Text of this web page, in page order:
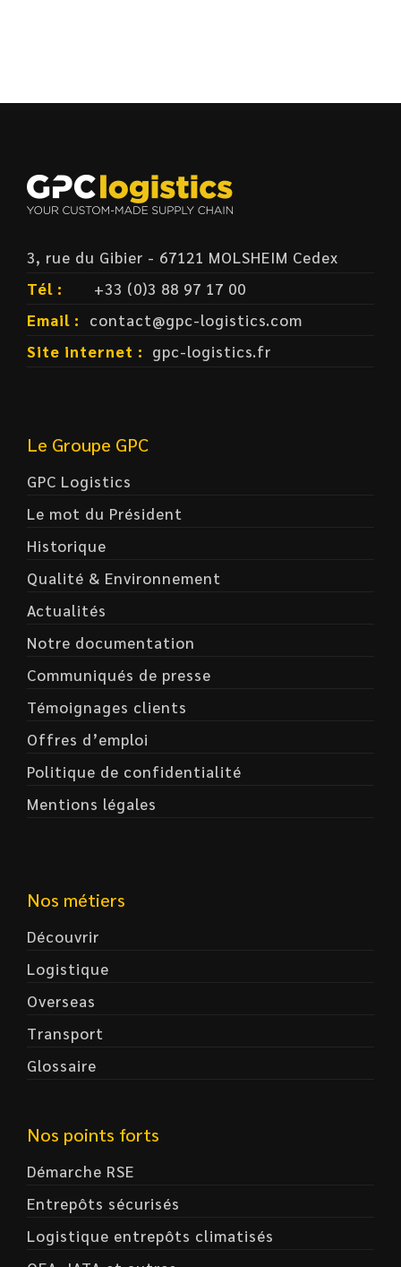
3, rue du Gibier - 67121 MOLSHEIM Cedex
Tél :
+33 (0)3 88 97 17 00
Email :
contact@gpc-logistics.com
Site internet : gpc-logistics.fr
Le Groupe GPC
GPC Logistics
Le mot du Président
Historique
Qualité & Environnement
Actualités
Notre documentation
Communiqués de presse
Témoignages clients
Offres d’emploi
Politique de confidentialité
Mentions légales
Nos métiers
Découvrir
Logistique
Overseas
Transport
Glossaire
Nos points forts
Démarche RSE
Entrepôts sécurisés
Logistique entrepôts climatisés